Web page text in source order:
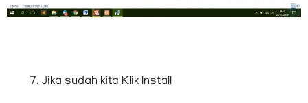
Jika sudah kita Klik Install